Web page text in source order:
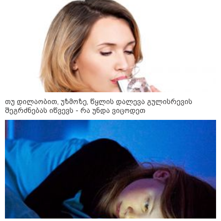
08:59 / 06-08-2026
"კი, ასეთი პროცედურით უნდა
დაეკავებინათ, არასრულწლოვანის
შემთხვევაშიც, უფრო მსუბუქი ვარიანტი
თუ დილაობით, უზმოზე, წყლის დალევა გულისრევის
შეგრძნებას იწვევს - რა უნდა ვიცოდეთ